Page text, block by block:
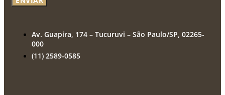
Av. Guapira, 174 – Tucuruvi – São Paulo/SP, 02265-
000
(11) 2589-0585